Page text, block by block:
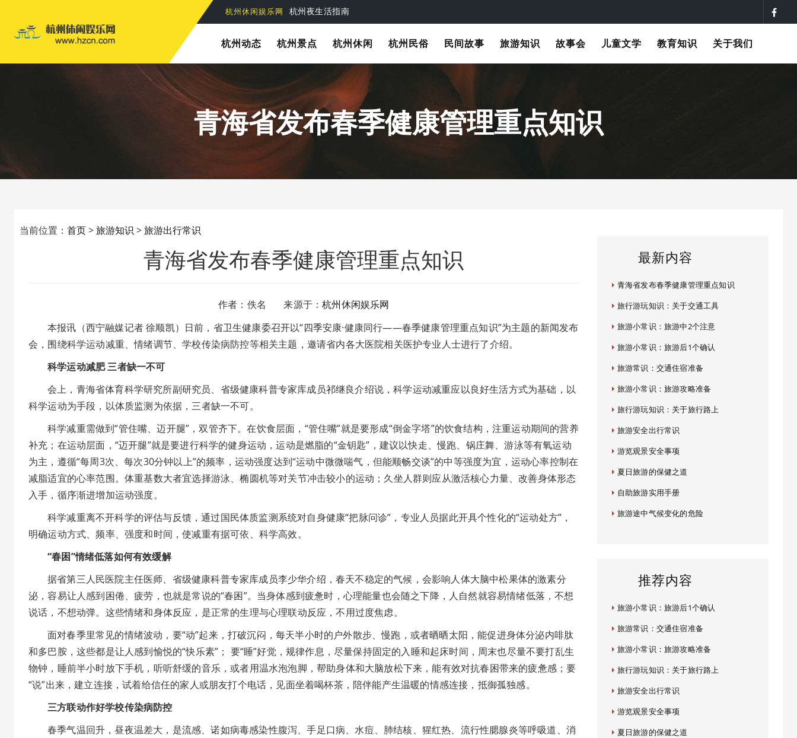
杭州休闲娱乐网 杭州旅游休闲娱乐指南
杭州休闲娱乐网 杭州夜生活指南
杭州动态 杭州景点 杭州休闲 杭州民俗 民间故事 旅游知识 故事会 儿童文学 教育知识 关于我们
青海省发布春季健康管理重点知识
当前位置： 首页>旅游知识 >旅游出行常识
青海省发布春季健康管理重点知识
作者：佚名 来源于：杭州休闲娱乐网
本报讯（西宁融媒记者 徐顺凯）日前，省卫生健康委召开以“四季安康·健康同行——春季健康管理重点知识”为主题的新闻发布
会，围绕科学运动减重、情绪调节、学校传染病防控等相关主题，邀请省内各大医院相关医护专业人士进行了介绍。
科学运动减肥 三者缺一不可
会上，青海省体育科学研究所副研究员、省级健康科普专家库成员祁继良介绍说，科学运动减重应以良好生活方式为基础，以
科学运动为手段，以体质监测为依据，三者缺一不可。
科学减重需做到“管住嘴、迈开腿”，双管齐下。在饮食层面，“管住嘴”就是要形成“倒金字塔”的饮食结构，注重运动期间的营养
补充；在运动层面，“迈开腿”就是要进行科学的健身运动，运动是燃脂的“金钥匙”，建议以快走、慢跑、锅庄舞、游泳等有氧运动
为主，遵循“每周3次、每次30分钟以上”的频率，运动强度达到“运动中微微喘气，但能顺畅交谈”的中等强度为宜，运动心率控制在
减脂适宜的心率范围。体重基数大者宜选择游泳、椭圆机等对关节冲击较小的运动；久坐人群则应从激活核心力量、改善身体形态
入手，循序渐进增加运动强度。
科学减重离不开科学的评估与反馈，通过国民体质监测系统对自身健康“把脉问诊”，专业人员据此开具个性化的“运动处方”，
明确运动方式、频率、强度和时间，使减重有据可依、科学高效。
“春困”情绪低落如何有效缓解
据省第三人民医院主任医师、省级健康科普专家库成员李少华介绍，春天不稳定的气候，会影响人体大脑中松果体的激素分
泌，容易让人感到困倦、疲劳，也就是常说的“春困”。当身体感到疲惫时，心理能量也会随之下降，人自然就容易情绪低落，不想
说话，不想动弹。这些情绪和身体反应，是正常的生理与心理联动反应，不用过度焦虑。
面对春季里常见的情绪波动，要“动”起来，打破沉闷，每天半小时的户外散步、慢跑，或者晒晒太阳，能促进身体分泌内啡肽
和多巴胺，这些都是让人感到愉悦的“快乐素”； 要“睡”好觉，规律作息，尽量保持固定的入睡和起床时间，周末也尽量不要打乱生
物钟，睡前半小时放下手机，听听舒缓的音乐，或者用温水泡泡脚，帮助身体和大脑放松下来，能有效对抗春困带来的疲惫感；要
“说”出来，建立连接，试着给信任的家人或朋友打个电话，见面坐着喝杯茶，陪伴能产生温暖的情感连接，抵御孤独感。
三方联动作好学校传染病防控
春季气温回升，昼夜温差大，是流感、诺如病毒感染性腹泻、手足口病、水痘、肺结核、猩红热、流行性腮腺炎等呼吸道、消
最新内容
青海省发布春季健康管理重点知识
旅行游玩知识：关于交通工具
旅游小常识：旅游中2个注意
旅游小常识：旅游后1个确认
旅游常识：交通住宿准备
旅游小常识：旅游攻略准备
旅行游玩知识：关于旅行路上
旅游安全出行常识
游览观景安全事项
夏日旅游的保健之道
自助旅游实用手册
旅游途中气候变化的危险
推荐内容
旅游小常识：旅游后1个确认
旅游常识：交通住宿准备
旅游小常识：旅游攻略准备
旅行游玩知识：关于旅行路上
旅游安全出行常识
游览观景安全事项
夏日旅游的保健之道